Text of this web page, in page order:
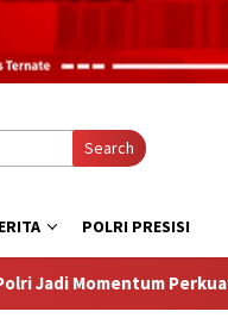
Search
POLRI PRESISI
dan Kinerja